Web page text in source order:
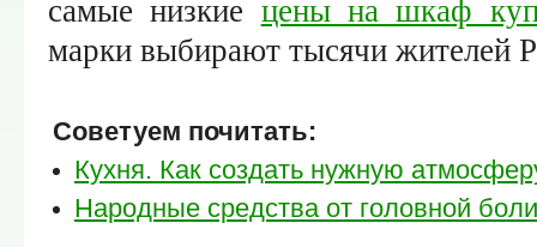
самые низкие цены на шкаф
марки выбирают тысячи жителей
Советуем почитать:
Кухня. Как создать нужную
Народные средства от головной боли